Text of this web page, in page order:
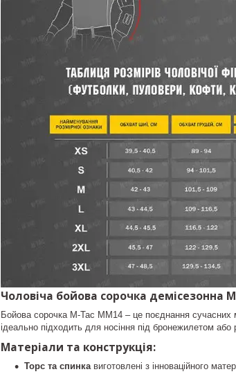
Чоловіча бойова сорочка демісезонна
Бойова сорочка M-Tac MM14 – це поєднання сучасних
ідеально підходить для носіння під бронежилетом
Матеріали та конструкція:
Торс та спинка виготовлені з інноваційного